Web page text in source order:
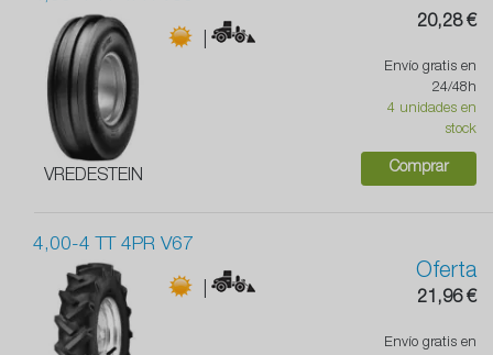
VREDESTEIN
|
20,28 €
Envío gratis en
24/48h
4 unidades en
stock
Comprar
4,00-4 TT 4PR V67
|
Oferta
21,96 €
Envío gratis en